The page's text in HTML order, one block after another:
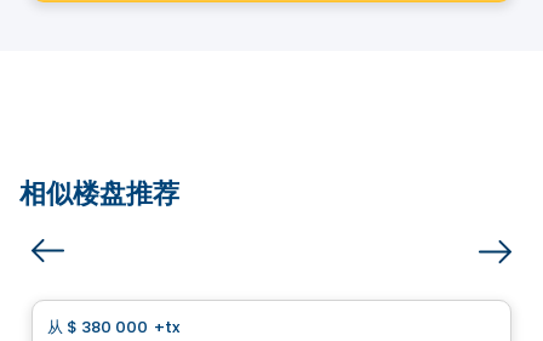
相似楼盘推荐
从 $ 380 000 +tx